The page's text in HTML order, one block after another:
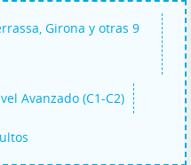
Girona y otras 9
Avanzado (C1-C2)